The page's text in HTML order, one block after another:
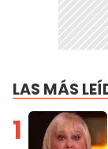
LAS MÁS
1